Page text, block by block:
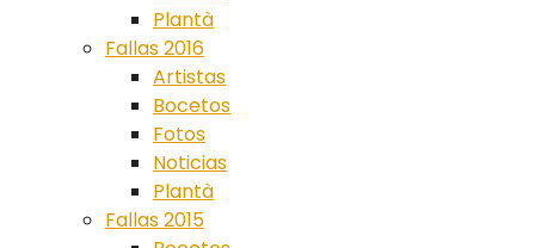
Plantà
Fallas 2016
Artistas
Bocetos
Fotos
Noticias
Plantà
Fallas 2015